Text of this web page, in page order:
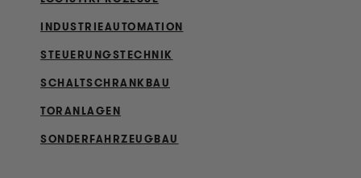
INDUSTRIEAUTOMATION
STEUERUNGSTECHNIK
SCHALTSCHRANKBAU
TORANLAGEN
SONDERFAHRZEUGBAU